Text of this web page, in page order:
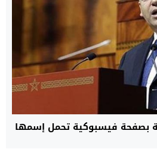
بصفحة فيسبوكية تحمل إسمها